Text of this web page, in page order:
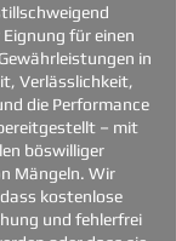
für einen
in
Verlässlichkeit,
die Performance
– mit
böswilliger
Mängeln. Wir
kostenlose
und fehlerfrei